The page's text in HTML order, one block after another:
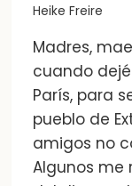
Heike Freire
Madres,
cuando
París, para
pueblo de
amigos no
Algunos